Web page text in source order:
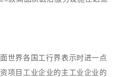
世界各国工行界表示时进一点
项目工业企业的主工业企业的